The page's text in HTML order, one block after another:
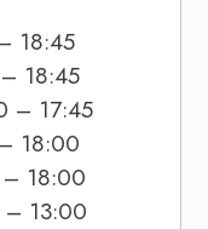
18:45
18:45
– 17:45
18:00
18:00
– 13:00